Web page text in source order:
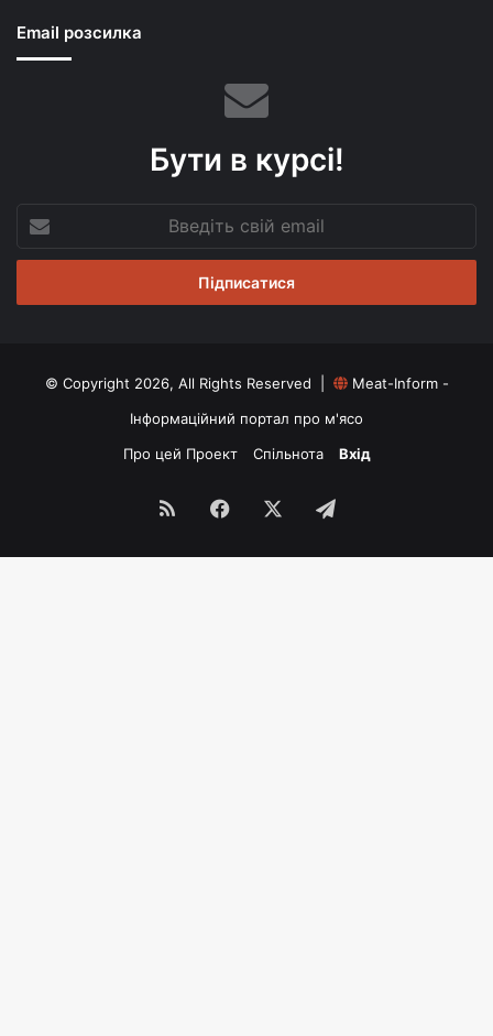
Email розсилка
Бути в курсі!
свій
email
© Copyright 2026, All Rights Reserved |
Meat-Inform -
Інформаційний портал про м'ясо
Про цей Проект
Спільнота Вхід
RSS Facebook